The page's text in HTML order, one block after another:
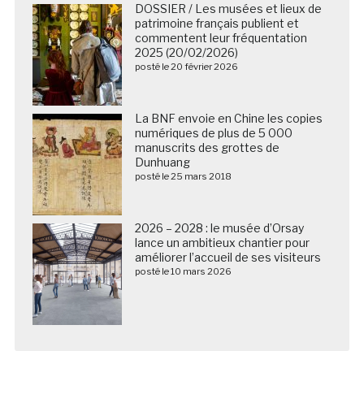
DOSSIER / Les musées et lieux de
patrimoine français publient et
commentent leur fréquentation
2025 (20/02/2026)
posté le 20 février 2026
La BNF envoie en Chine les copies
numériques de plus de 5 000
manuscrits des grottes de
Dunhuang
posté le 25 mars 2018
2026 – 2028 : le musée d’Orsay
lance un ambitieux chantier pour
améliorer l’accueil de ses visiteurs
posté le 10 mars 2026